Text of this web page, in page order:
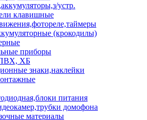
устр.
клавишные
(крокодилы)
приборы
ПВХ, ХБ
знаки,наклейки
питания
домофона
материалы